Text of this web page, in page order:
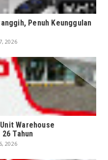
Penuh Keunggulan
2026
Warehouse
Tahun
2026